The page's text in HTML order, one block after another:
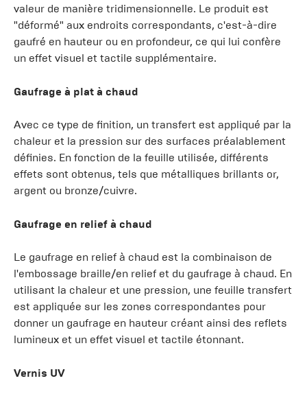
valeur de manière tridimensionnelle. Le produit est
"déformé" aux endroits correspondants, c'est-à-dire
gaufré en hauteur ou en profondeur, ce qui lui confère
un effet visuel et tactile supplémentaire.
Gaufrage à plat à chaud
Avec ce type de finition, un transfert est appliqué par la
chaleur et la pression sur des surfaces préalablement
définies. En fonction de la feuille utilisée, différents
effets sont obtenus, tels que métalliques brillants or,
argent ou bronze/cuivre.
Gaufrage en relief à chaud
Le gaufrage en relief à chaud est la combinaison de
l'embossage braille/en relief et du gaufrage à chaud. En
utilisant la chaleur et une pression, une feuille transfert
est appliquée sur les zones correspondantes pour
donner un gaufrage en hauteur créant ainsi des reflets
lumineux et un effet visuel et tactile étonnant.
Vernis UV